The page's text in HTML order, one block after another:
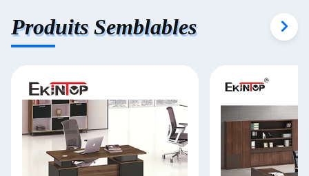
Produits Semblables